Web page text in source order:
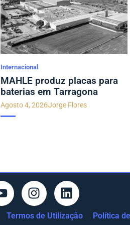
Internacional
MAHLE produz placas para
baterias em Tarragona
Agosto 4, 2026Jorge Flores
Termos de Utilização Política